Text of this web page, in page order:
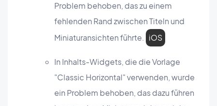
Problem behoben, das zu einem
fehlenden Rand zwischen Titeln und
Miniaturansichten führte. iOS
In Inhalts-Widgets, die die Vorlage
"Classic Horizontal" verwenden, wurde
ein Problem behoben, das dazu führen